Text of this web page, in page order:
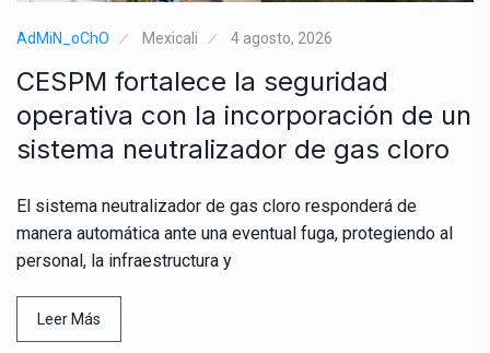
AdMiN_oChO Mexicali 4 agosto, 2026
CESPM fortalece la seguridad
operativa con la incorporación de un
sistema neutralizador de gas cloro
El sistema neutralizador de gas cloro responderá de
manera automática ante una eventual fuga, protegiendo al
personal, la infraestructura y
Leer Más